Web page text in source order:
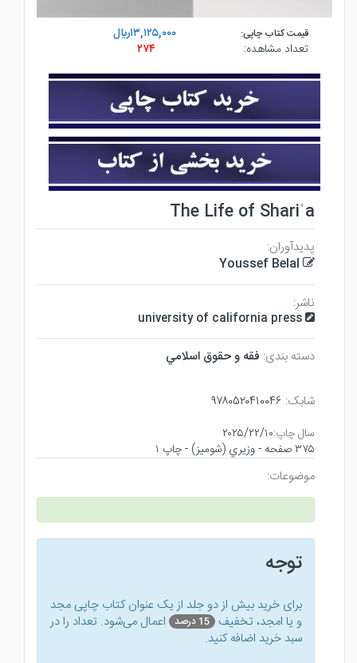
قیمت کتاب چاپی:
۱۳,۱۲۵,۰۰۰ريال
تعداد مشاهده:
۲۷۴
The Life of Shariʿa
پدیدآوران:
Youssef Belal
ناشر:
university of california press
دسته بندی: فقه و حقوق اسلامي
شابک: ۹۷۸۰۵۲۰۴۱۰۰۴۶
سال چاپ:۲۰۲۵/۲۲/۱۰
۳۷۵ صفحه - وزيري (شوميز) - چاپ ۱
موضوعات:
توجه
برای خرید بیش از دو جلد از یک عنوان کتاب‌ چاپی مجد
و یا امجد، تخفیف 15 درصد
اعمال می‌شود. تعداد را در
سبد خرید اضافه کنید.